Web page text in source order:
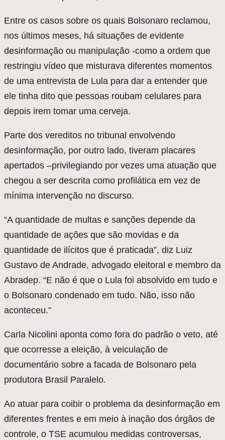
Entre os casos sobre os quais Bolsonaro reclamou,
nos últimos meses, há situações de evidente
desinformação ou manipulação -como a ordem que
restringiu vídeo que misturava diferentes momentos
de uma entrevista de Lula para dar a entender que
ele tinha dito que pessoas roubam celulares para
depois irem tomar uma cerveja.
Parte dos vereditos no tribunal envolvendo
desinformação, por outro lado, tiveram placares
apertados –privilegiando por vezes uma atuação que
chegou a ser descrita como profilática em vez de
mínima intervenção no discurso.
“A quantidade de multas e sanções depende da
quantidade de ações que são movidas e da
quantidade de ilícitos que é praticada”, diz Luiz
Gustavo de Andrade, advogado eleitoral e membro da
Abradep. “E não é que o Lula foi absolvido em tudo e
o Bolsonaro condenado em tudo. Não, isso não
aconteceu.”
Carla Nicolini aponta como fora do padrão o veto, até
que ocorresse a eleição, à veiculação de
documentário sobre a facada de Bolsonaro pela
produtora Brasil Paralelo.
Ao atuar para coibir o problema da desinformação em
diferentes frentes e em meio à inação dos órgãos de
controle, o TSE acumulou medidas controversas,